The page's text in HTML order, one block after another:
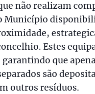
não realizam
Município
Estes
que
são
outros resíduos.